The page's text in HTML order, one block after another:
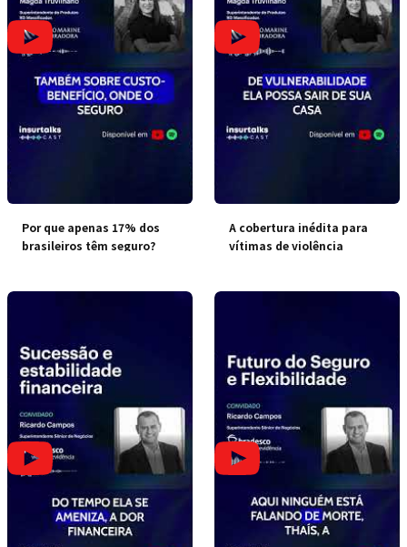
Por que apenas 17% dos
brasileiros têm seguro?
A cobertura inédita para
vítimas de violência